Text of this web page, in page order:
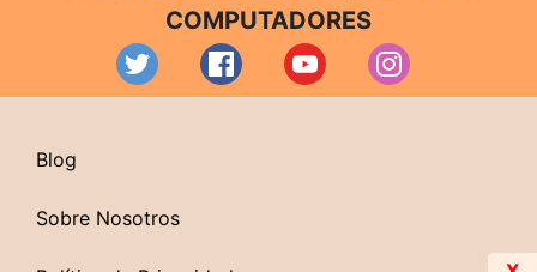
COMPUTADORES
Blog
Sobre Nosotros